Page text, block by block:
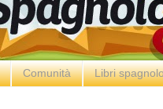
Comunità Libri